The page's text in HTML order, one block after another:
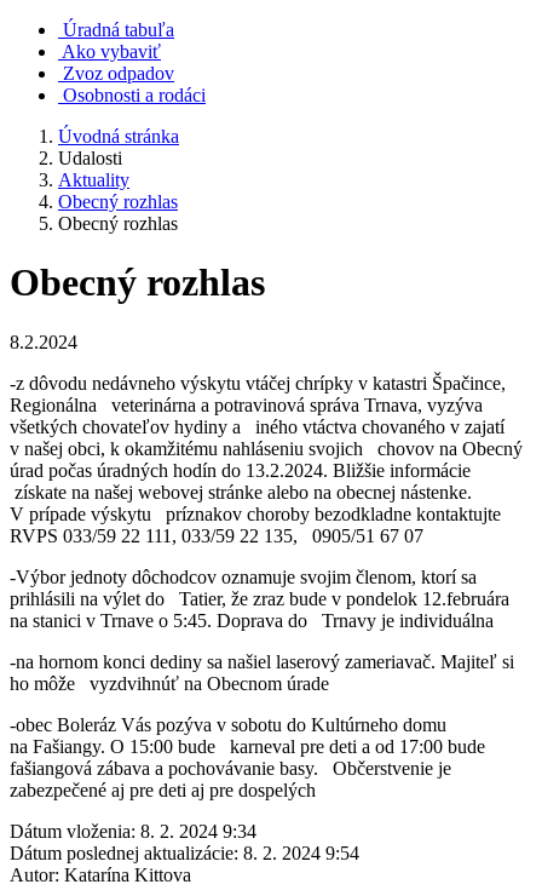
Úradná tabuľa
Ako vybaviť
Zvoz odpadov
Osobnosti a rodáci
Úvodná stránka
Udalosti
Aktuality
Obecný rozhlas
Obecný rozhlas
Obecný rozhlas
8.2.2024
-z dôvodu nedávneho výskytu vtáčej chrípky v katastri Špačince,
Regionálna veterinárna a potravinová správa Trnava, vyzýva
všetkých chovateľov hydiny a iného vtáctva chovaného v zajatí
v našej obci, k okamžitému nahláseniu svojich chovov na Obecný
úrad počas úradných hodín do 13.2.2024. Bližšie informácie
získate na našej webovej stránke alebo na obecnej nástenke.
V prípade výskytu príznakov choroby bezodkladne kontaktujte
RVPS 033/59 22 111, 033/59 22 135, 0905/51 67 07
-Výbor jednoty dôchodcov oznamuje svojim členom, ktorí sa
prihlásili na výlet do Tatier, že zraz bude v pondelok 12.februára
na stanici v Trnave o 5:45. Doprava do Trnavy je individuálna
-na hornom konci dediny sa našiel laserový zameriavač. Majiteľ si
ho môže vyzdvihnúť na Obecnom úrade
-obec Boleráz Vás pozýva v sobotu do Kultúrneho domu
na Fašiangy. O 15:00 bude karneval pre deti a od 17:00 bude
fašiangová zábava a pochovávanie basy. Občerstvenie je
zabezpečené aj pre deti aj pre dospelých
Dátum vloženia: 8. 2. 2024 9:34
Dátum poslednej aktualizácie: 8. 2. 2024 9:54
Autor: Katarína Kittova